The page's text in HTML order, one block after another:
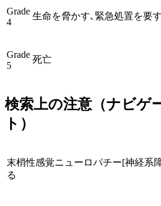
Grade
4
生命を脅かす､緊急処置を要
Grade
5
死亡
検索上の注意（ナビゲ
ト）
末梢性感覚ニューロパチー[神経系
る